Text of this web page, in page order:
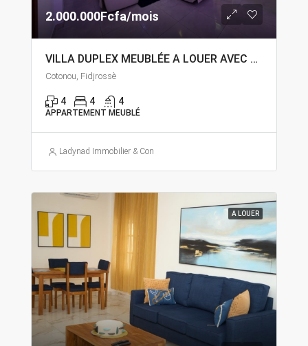
2.000.000Fcfa/mois
VILLA DUPLEX MEUBLÉE A LOUER AVEC JARDIN À FIDJROSSÈ
Cotonou, Fidjrossè
4 4 4
APPARTEMENT MEUBLÉ
Ladynad Immobilier & Construction
A LOUER